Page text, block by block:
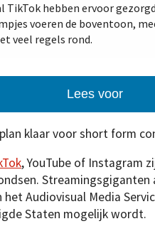
TikTok hebben ervoor
voeren de boventoon,
veel regels rond.
Lees voor
klaar voor short form
, YouTube of Instagram
Audiovisual Media
Staten mogelijk wordt.